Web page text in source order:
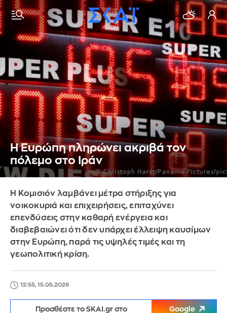
Η Ευρώπη πληρώνει ακριβά τον
πόλεμο στο Ιράν
Η Κομισιόν λαμβάνει μέτρα στήριξης για
νοικοκυριά και επιχειρήσεις, επιταχύνει
επενδύσεις στην καθαρή ενέργεια και
διαβεβαιώνει ότι δεν υπάρχει έλλειψη καυσίμων
στην Ευρώπη, παρά τις υψηλές τιμές και τη
γεωπολιτική κρίση.
12:55, 15.05.2026
Προσθέστε το SKAI.gr στο Google